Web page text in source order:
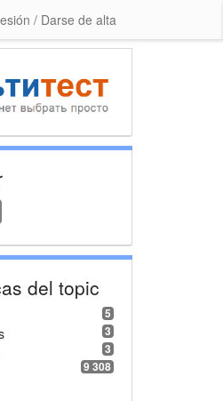
/ Darse de alta
del topic
5
3
3
9 308